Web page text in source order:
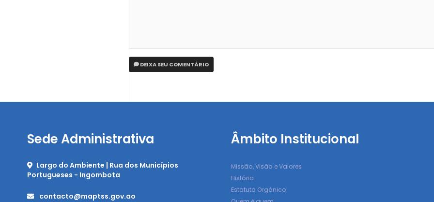
DEIXA SEU COMENTÁRIO
Sede Administrativa
Largo do Ambiente | Rua dos Municípios
Portugueses - Ingombota
contacto@maptss.gov.ao
Âmbito Institucional
Missão, Visão e Valores
História
Estatuto Orgânico